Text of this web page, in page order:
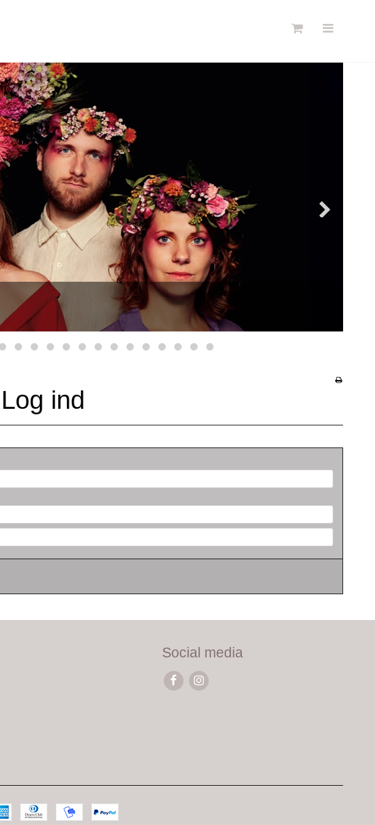
Info
Shop
Blog
DKK
Dansk
Log ind
Social media